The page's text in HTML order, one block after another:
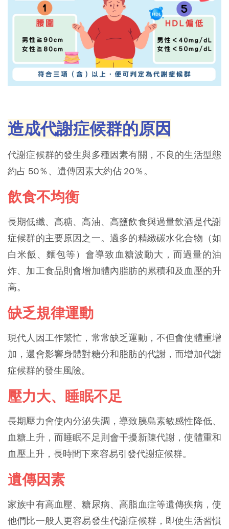
造成代謝症候群的原因
代謝症候群的發生與多種因素有關，不良的生活型態
約占 50％、遺傳因素大約佔 20％。
飲食不均衡
長期低纖、高糖、高油、高鹽飲食與過量飲酒是代謝
症候群的主要原因之一。過多的精緻碳水化合物（如
白米飯、麵包等）會導致血糖波動大，而過量的油
炸、加工食品則會增加體內脂肪的累積和及血壓的升
高。
缺乏規律運動
現代人因工作繁忙，常常缺乏運動，不但會使體重增
加，還會影響身體對糖分和脂肪的代謝，而增加代謝
症候群的發生風險。
壓力大、睡眠不足
長期壓力會使內分泌失調，導致胰島素敏感性降低、
血糖上升，而睡眠不足則會干擾新陳代謝，使體重和
血壓上升，長時間下來容易引發代謝症候群。
遺傳因素
家族中有高血壓、糖尿病、高脂血症等遺傳疾病，使
他們比一般人更容易發生代謝症候群，即使生活習慣